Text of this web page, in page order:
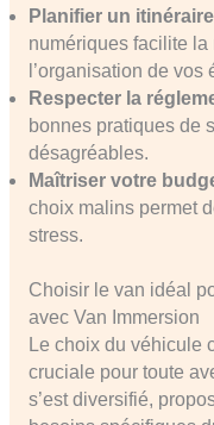
Planifier un
numériques facilite
l’organisation de vos
Respecter la
bonnes pratiques de
désagréables.
Maîtriser votre
choix malins permet
stress.
Choisir le van idéal
avec Van Immersion
Le choix du véhicule
cruciale pour toute
s’est diversifié,